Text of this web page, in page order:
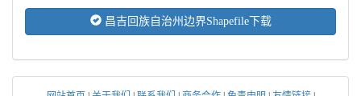
昌吉回族自治州边界Shapefile下载